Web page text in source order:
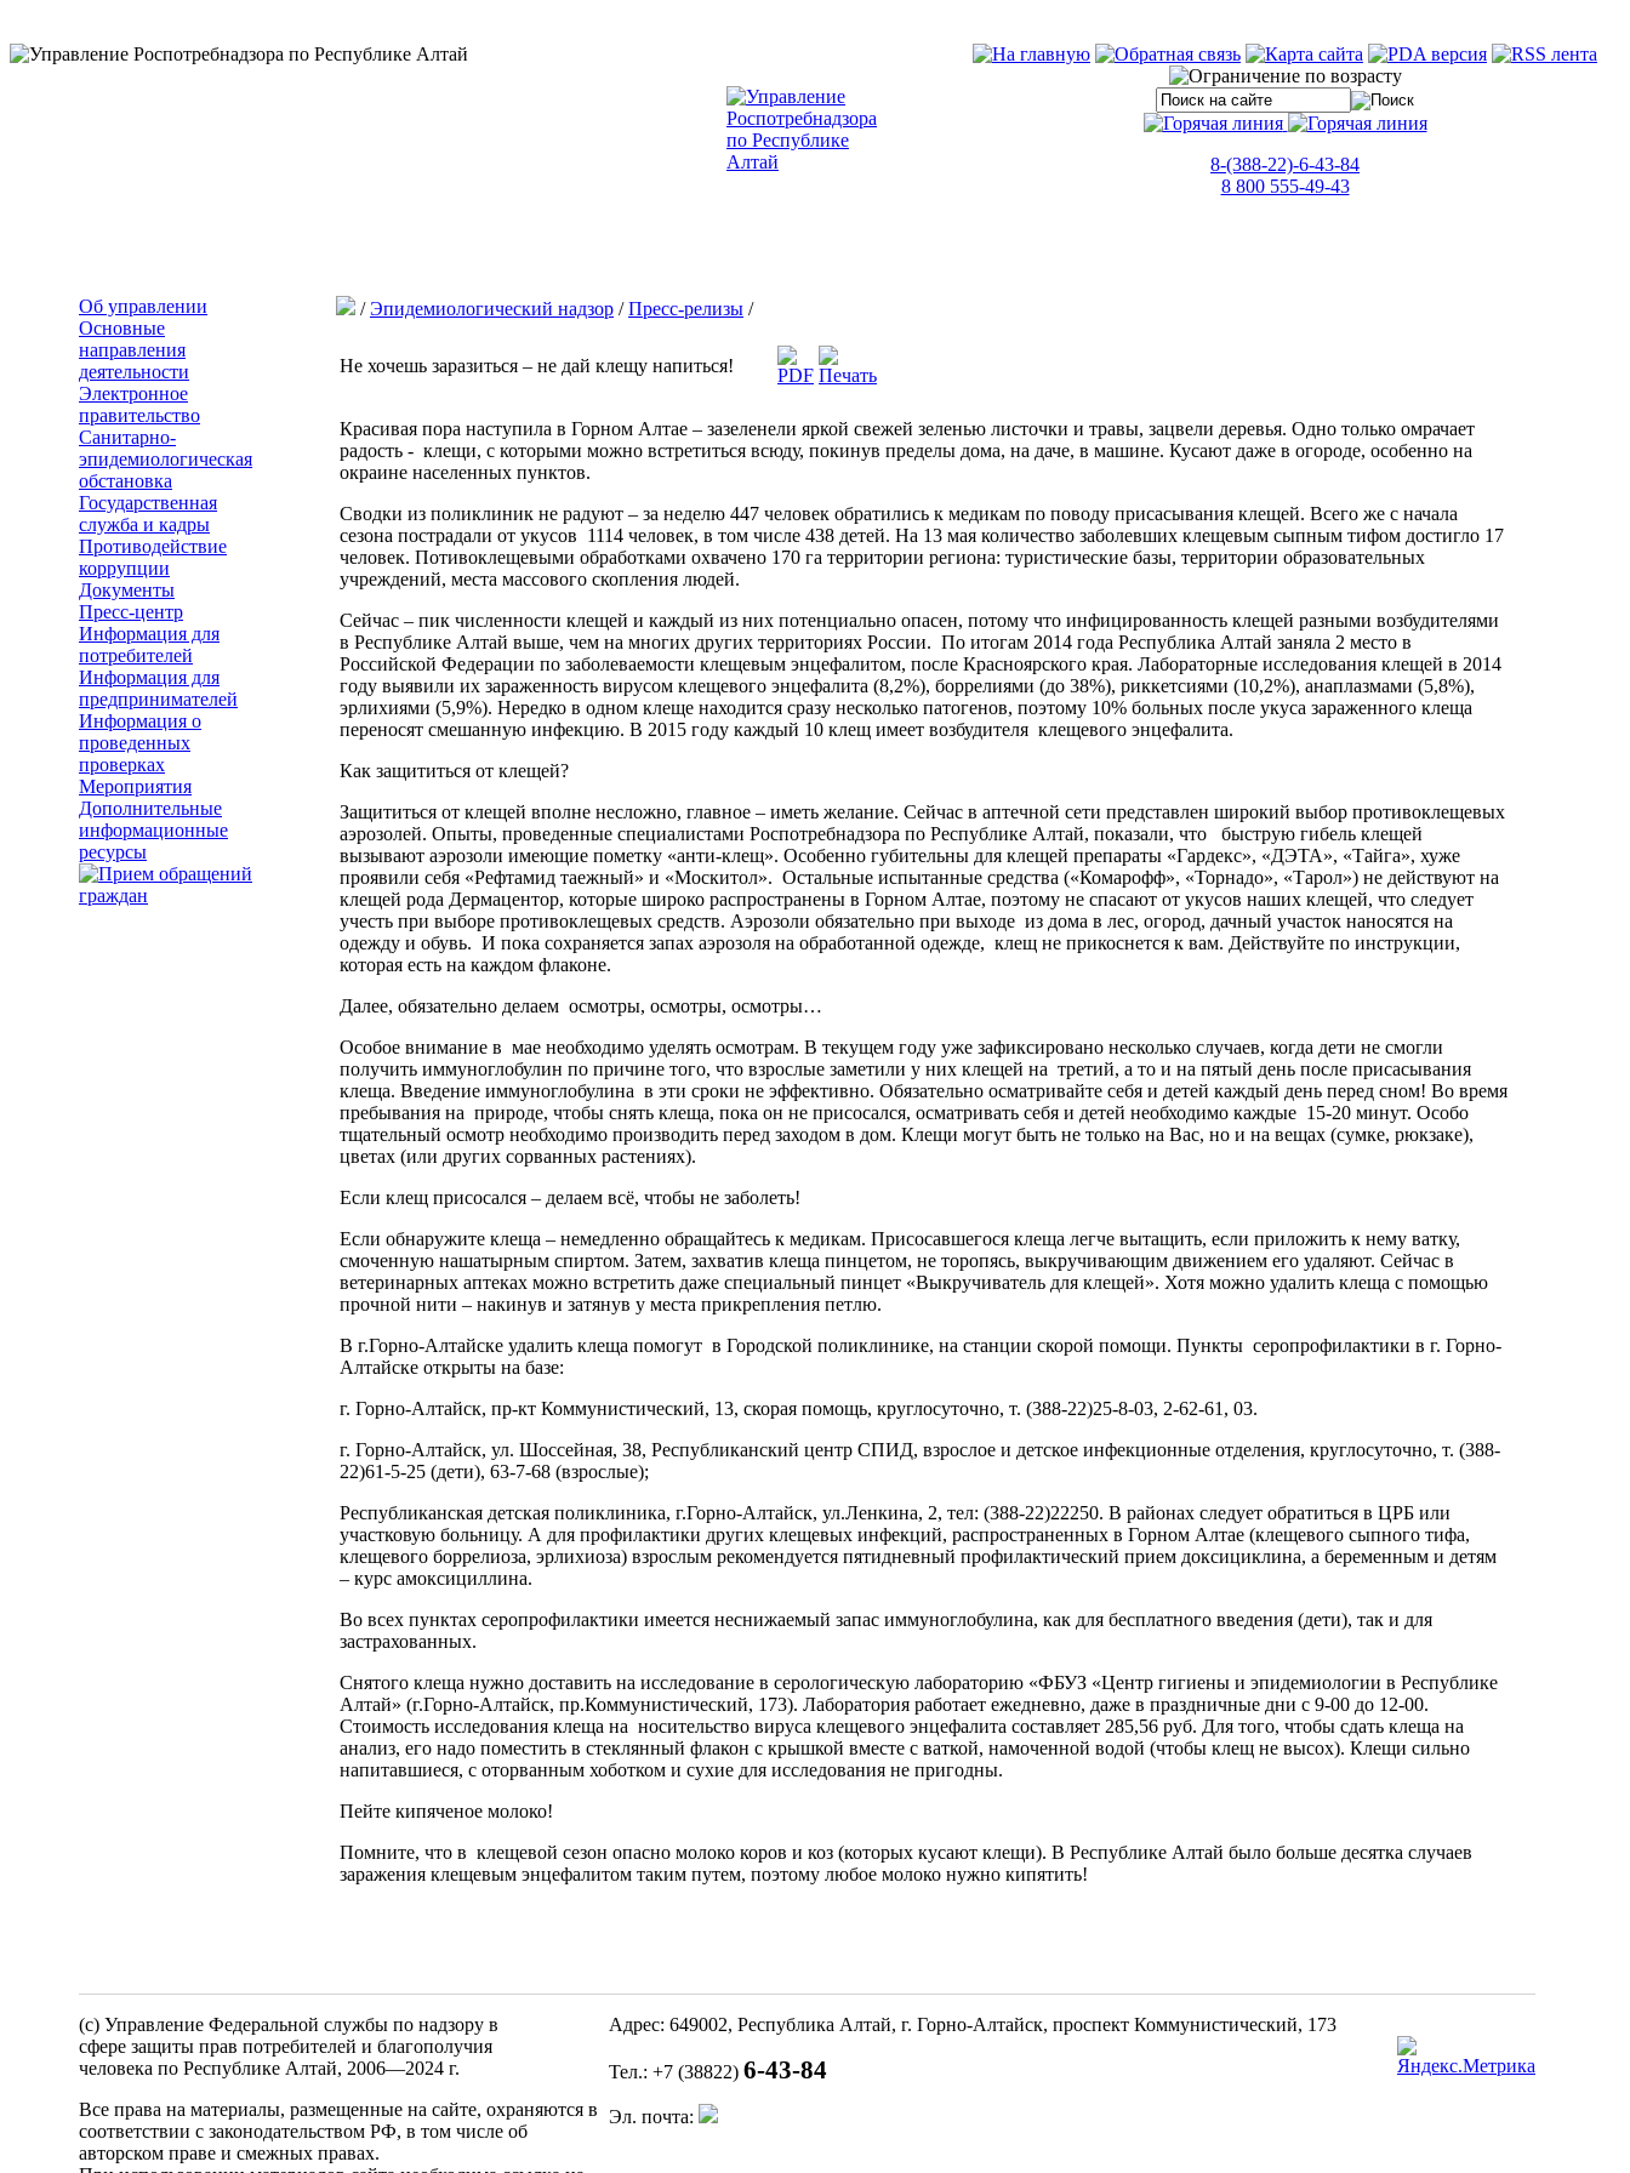
8-(388-22)-6-43-84
8 800 555-49-43
Об управлении
Основные
направления
деятельности
Электронное
правительство
Санитарно-
эпидемиологическая
обстановка
Государственная
служба и кадры
Противодействие
коррупции
Документы
Пресс-центр
Информация для
потребителей
Информация для
предпринимателей
Информация о
проведенных
проверках
Мероприятия
Дополнительные
информационные
ресурсы
/Эпидемиологический надзор /Пресс-релизы /
Не хочешь заразиться – не дай клещу напиться!
Красивая пора наступила в Горном Алтае – зазеленели яркой свежей зеленью листочки и травы, зацвели деревья. Одно только омрачает
радость - клещи, с которыми можно встретиться всюду, покинув пределы дома, на даче, в машине. Кусают даже в огороде, особенно на
окраине населенных пунктов.
Сводки из поликлиник не радуют – за неделю 447 человек обратились к медикам по поводу присасывания клещей. Всего же с начала
сезона пострадали от укусов 1114 человек, в том числе 438 детей. На 13 мая количество заболевших клещевым сыпным тифом достигло 17
человек. Потивоклещевыми обработками охвачено 170 га территории региона: туристические базы, территории образовательных
учреждений, места массового скопления людей.
Сейчас – пик численности клещей и каждый из них потенциально опасен, потому что инфицированность клещей разными возбудителями
в Республике Алтай выше, чем на многих других территориях России. По итогам 2014 года Республика Алтай заняла 2 место в
Российской Федерации по заболеваемости клещевым энцефалитом, после Красноярского края. Лабораторные исследования клещей в 2014
году выявили их зараженность вирусом клещевого энцефалита (8,2%), боррелиями (до 38%), риккетсиями (10,2%), анаплазмами (5,8%),
эрлихиями (5,9%). Нередко в одном клеще находится сразу несколько патогенов, поэтому 10% больных после укуса зараженного клеща
переносят смешанную инфекцию. В 2015 году каждый 10 клещ имеет возбудителя клещевого энцефалита.
Как защититься от клещей?
Защититься от клещей вполне несложно, главное – иметь желание. Сейчас в аптечной сети представлен широкий выбор противоклещевых
аэрозолей. Опыты, проведенные специалистами Роспотребнадзора по Республике Алтай, показали, что быструю гибель клещей
вызывают аэрозоли имеющие пометку «анти-клещ». Особенно губительны для клещей препараты «Гардекс», «ДЭТА», «Тайга», хуже
проявили себя «Рефтамид таежный» и «Москитол». Остальные испытанные средства («Комарофф», «Торнадо», «Тарол») не действуют на
клещей рода Дермацентор, которые широко распространены в Горном Алтае, поэтому не спасают от укусов наших клещей, что следует
учесть при выборе противоклещевых средств. Аэрозоли обязательно при выходе из дома в лес, огород, дачный участок наносятся на
одежду и обувь. И пока сохраняется запах аэрозоля на обработанной одежде, клещ не прикоснется к вам. Действуйте по инструкции,
которая есть на каждом флаконе.
Далее, обязательно делаем осмотры, осмотры, осмотры…
Особое внимание в мае необходимо уделять осмотрам. В текущем году уже зафиксировано несколько случаев, когда дети не смогли
получить иммуноглобулин по причине того, что взрослые заметили у них клещей на третий, а то и на пятый день после присасывания
клеща. Введение иммуноглобулина в эти сроки не эффективно. Обязательно осматривайте себя и детей каждый день перед сном! Во время
пребывания на природе, чтобы снять клеща, пока он не присосался, осматривать себя и детей необходимо каждые 15-20 минут. Особо
тщательный осмотр необходимо производить перед заходом в дом. Клещи могут быть не только на Вас, но и на вещах (сумке, рюкзаке),
цветах (или других сорванных растениях).
Если клещ присосался – делаем всё, чтобы не заболеть!
Если обнаружите клеща – немедленно обращайтесь к медикам. Присосавшегося клеща легче вытащить, если приложить к нему ватку,
смоченную нашатырным спиртом. Затем, захватив клеща пинцетом, не торопясь, выкручивающим движением его удаляют. Сейчас в
ветеринарных аптеках можно встретить даже специальный пинцет «Выкручиватель для клещей». Хотя можно удалить клеща с помощью
прочной нити – накинув и затянув у места прикрепления петлю.
В г.Горно-Алтайске удалить клеща помогут в Городской поликлинике, на станции скорой помощи. Пункты серопрофилактики в г. Горно-
Алтайске открыты на базе:
г. Горно-Алтайск, пр-кт Коммунистический, 13, скорая помощь, круглосуточно, т. (388-22)25-8-03, 2-62-61, 03.
г. Горно-Алтайск, ул. Шоссейная, 38, Республиканский центр СПИД, взрослое и детское инфекционные отделения, круглосуточно, т. (388-
22)61-5-25 (дети), 63-7-68 (взрослые);
Республиканская детская поликлиника, г.Горно-Алтайск, ул.Ленкина, 2, тел: (388-22)22250. В районах следует обратиться в ЦРБ или
участковую больницу. А для профилактики других клещевых инфекций, распространенных в Горном Алтае (клещевого сыпного тифа,
клещевого боррелиоза, эрлихиоза) взрослым рекомендуется пятидневный профилактический прием доксициклина, а беременным и детям
– курс амоксициллина.
Во всех пунктах серопрофилактики имеется неснижаемый запас иммуноглобулина, как для бесплатного введения (дети), так и для
застрахованных.
Снятого клеща нужно доставить на исследование в серологическую лабораторию «ФБУЗ «Центр гигиены и эпидемиологии в Республике
Алтай» (г.Горно-Алтайск, пр.Коммунистический, 173). Лаборатория работает ежедневно, даже в праздничные дни с 9-00 до 12-00.
Стоимость исследования клеща на носительство вируса клещевого энцефалита составляет 285,56 руб. Для того, чтобы сдать клеща на
анализ, его надо поместить в стеклянный флакон с крышкой вместе с ваткой, намоченной водой (чтобы клещ не высох). Клещи сильно
напитавшиеся, с оторванным хоботком и сухие для исследования не пригодны.
Пейте кипяченое молоко!
Помните, что в клещевой сезон опасно молоко коров и коз (которых кусают клещи). В Республике Алтай было больше десятка случаев
заражения клещевым энцефалитом таким путем, поэтому любое молоко нужно кипятить!
(c) Управление Федеральной службы по надзору в
сфере защиты прав потребителей и благополучия
человека по Республике Алтай, 2006—2024 г.
Все права на материалы, размещенные на сайте, охраняются в
соответствии с законодательством РФ, в том числе об
авторском праве и смежных правах.
Адрес: 649002, Республика Алтай, г. Горно-Алтайск, проспект Коммунистический, 173
Тел.: +7 (38822) 6-43-84
Эл. почта: